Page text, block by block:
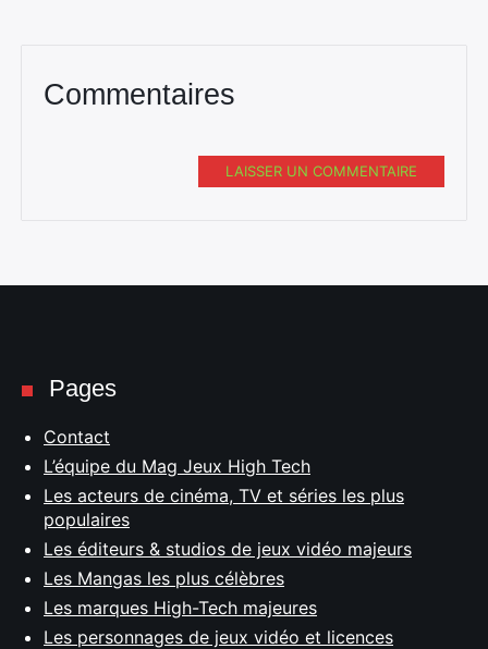
Commentaires
LAISSER UN COMMENTAIRE
Pages
Contact
L’équipe du Mag Jeux High Tech
Les acteurs de cinéma, TV et séries les plus
populaires
Les éditeurs & studios de jeux vidéo majeurs
Les Mangas les plus célèbres
Les marques High-Tech majeures
Les personnages de jeux vidéo et licences